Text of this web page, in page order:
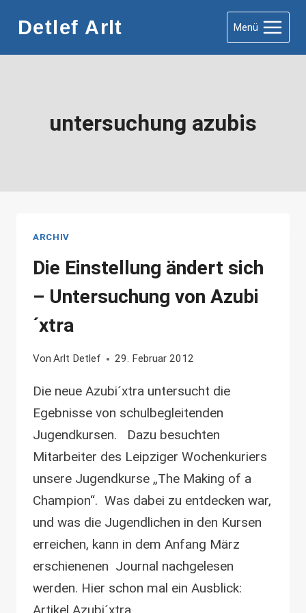
Inhalt
springen
Detlef Arlt Menü
untersuchung azubis
ARCHIV
Die Einstellung ändert sich
– Untersuchung von Azubi
´xtra
Von Arlt Detlef 29. Februar 2012
Die neue Azubi´xtra untersucht die
Egebnisse von schulbegleitenden
Jugendkursen. Dazu besuchten
Mitarbeiter des Leipziger Wochenkuriers
unsere Jugendkurse „The Making of a
Champion“. Was dabei zu entdecken war,
und was die Jugendlichen in den Kursen
erreichen, kann in dem Anfang März
erschienenen Journal nachgelesen
werden. Hier schon mal ein Ausblick: